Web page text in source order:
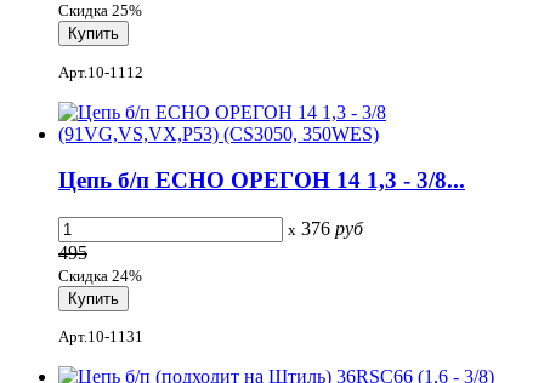
Скидка 25%
Арт.10-1112
Цепь б/п ECHO ОРЕГОН 14 1,3 - 3/8...
x 376 руб
495
Скидка 24%
Арт.10-1131